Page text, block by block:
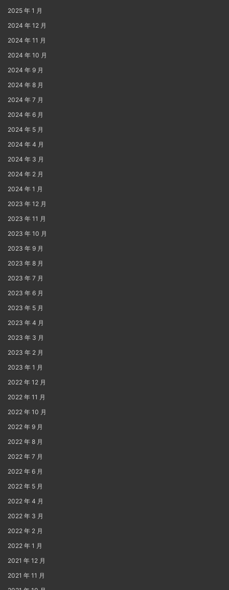
2025 年 1 月
2024 年 12 月
2024 年 11 月
2024 年 10 月
2024 年 9 月
2024 年 8 月
2024 年 7 月
2024 年 6 月
2024 年 5 月
2024 年 4 月
2024 年 3 月
2024 年 2 月
2024 年 1 月
2023 年 12 月
2023 年 11 月
2023 年 10 月
2023 年 9 月
2023 年 8 月
2023 年 7 月
2023 年 6 月
2023 年 5 月
2023 年 4 月
2023 年 3 月
2023 年 2 月
2023 年 1 月
2022 年 12 月
2022 年 11 月
2022 年 10 月
2022 年 9 月
2022 年 8 月
2022 年 7 月
2022 年 6 月
2022 年 5 月
2022 年 4 月
2022 年 3 月
2022 年 2 月
2022 年 1 月
2021 年 12 月
2021 年 11 月